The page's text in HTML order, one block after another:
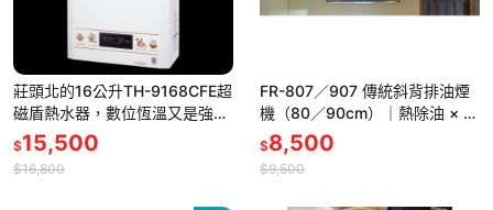
莊頭北的16公升TH-9168CFE超
磁盾熱水器，數位恆溫又是強制
排氣型，用起來安全又穩定！－
－－含基本標準安裝
$15,500
$16,800
FR-807／907 傳統斜背排油煙
機（80／90cm）｜熱除油 × 強
力吸排｜全家福品牌商品自製款
－－－含基本標準安裝
$8,500
$9,500